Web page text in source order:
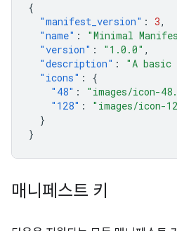
{
"manifest_version" : 3,
"name" : "Minimal
"version" : "1.0.0" ,
"description" :
"A basic
"icons" :
{
"48" : "images/icon-
"128" :
"images/icon-
}
}
매니페스트 키